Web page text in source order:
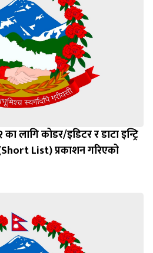
लागि कोडर/इडिटर र डाटा इन्ट्रि
List) प्रकाशन गरिएको